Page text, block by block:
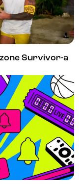
Survivor-a